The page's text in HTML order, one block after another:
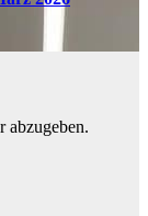
abzugeben.